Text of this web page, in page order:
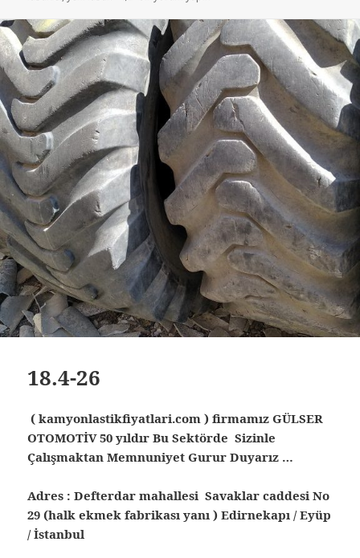
18.4-26
( kamyonlastikfiyatlari.com ) firmamız GÜLSER
OTOMOTİV 50 yıldır Bu Sektörde Sizinle
Çalışmaktan Memnuniyet Gurur Duyarız …
Adres : Defterdar mahallesi Savaklar caddesi No
29 (halk ekmek fabrikası yanı ) Edirnekapı / Eyüp
/ İstanbul